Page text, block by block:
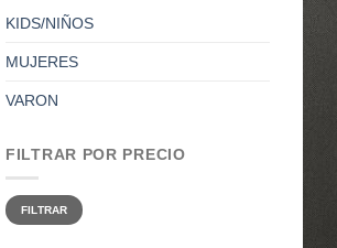
KIDS/NIÑOS
MUJERES
VARON
FILTRAR POR PRECIO
Precio
mínimo
Precio
máximo
FILTRAR